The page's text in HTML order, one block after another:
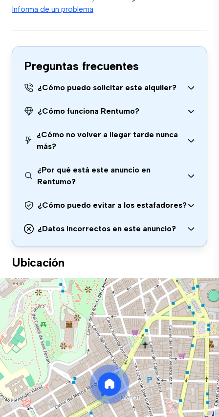
Informa de un problema
Preguntas frecuentes
¿Cómo puedo solicitar este alquiler?
¿Cómo funciona Rentumo?
¿Cómo no volver a llegar tarde nunca
más?
¿Por qué está este anuncio en
Rentumo?
¿Cómo puedo evitar a los estafadores?
¿Datos incorrectos en este anuncio?
Ubicación